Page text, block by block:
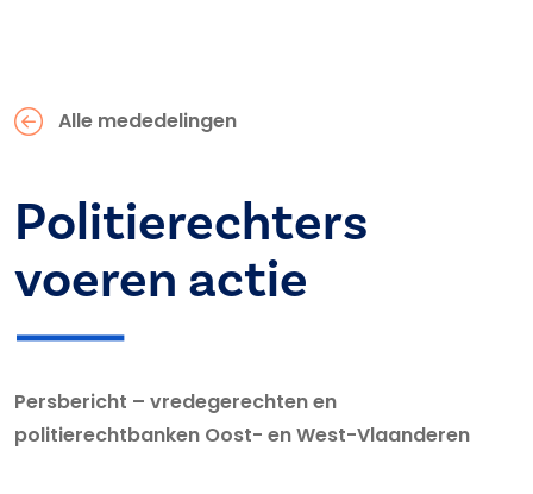
Alle mededelingen
Politierechters
voeren actie
Persbericht – vredegerechten en
politierechtbanken Oost- en West-Vlaanderen